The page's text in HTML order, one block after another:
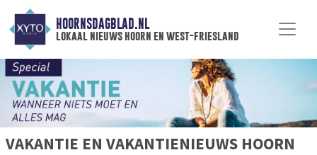
HOORNSDAGBLAD.NL
lokaal nieuws hoorn en west-friesland
VAKANTIE EN VAKANTIENIEUWS HOORN